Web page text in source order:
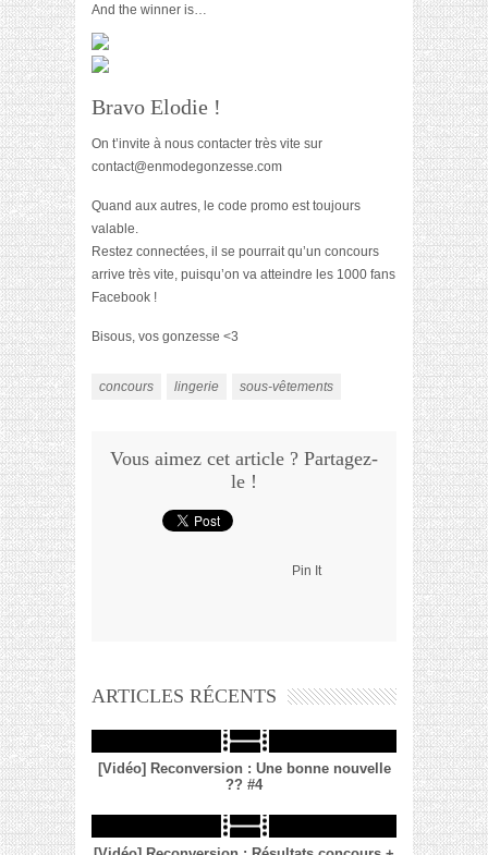
And the winner is…
Bravo Elodie !
On t’invite à nous contacter très vite sur
contact@enmodegonzesse.com
Quand aux autres, le code promo est toujours
valable.
Restez connectées, il se pourrait qu’un concours
arrive très vite, puisqu’on va atteindre les 1000 fans
Facebook !
Bisous, vos gonzesse <3
concours lingerie sous-vêtements
Vous aimez cet article ? Partagez-
le !
Pin It
ARTICLES RÉCENTS
[Vidéo] Reconversion : Une bonne nouvelle
?? #4